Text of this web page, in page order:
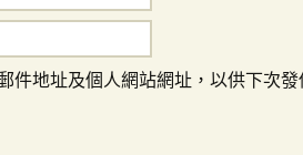
件地址及個人網站網址，以供下次